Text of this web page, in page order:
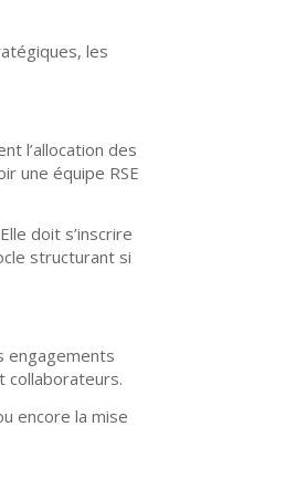
les
l’allocation des
une équipe RSE
doit s’inscrire
structurant si
engagements
collaborateurs.
encore la mise